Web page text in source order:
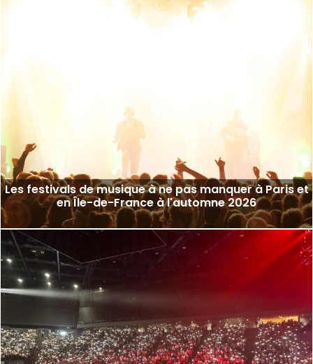
Les festivals de musique à ne pas manquer à Paris et
en Île-de-France à l'automne 2026